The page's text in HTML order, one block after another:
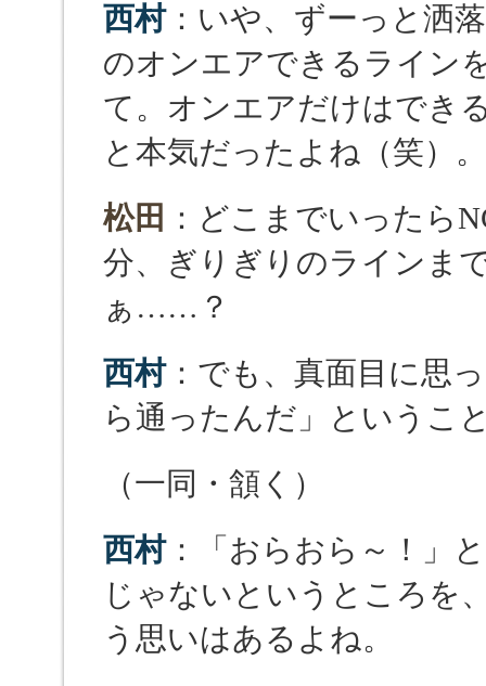
西村：いや、ずーっと洒
のオンエアできるライン
て。オンエアだけはでき
と本気だったよね（笑）
松田 ：どこまでいった
分、ぎりぎりのラインま
ぁ……？
西村：でも、真面目に思
ら通ったんだ」というこ
（一同・頷く）
西村：「おらおら～！」
じゃないというところを
う思いはあるよね。